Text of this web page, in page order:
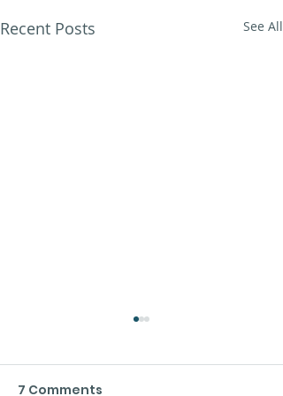
Recent Posts See All
7 Comments